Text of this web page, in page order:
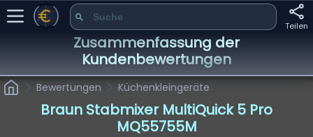
Teilen
Zusammenfassung der
Kundenbewertungen
Bewertungen Küchenkleingeräte
Braun Stabmixer MultiQuick 5 Pro
MQ55755M